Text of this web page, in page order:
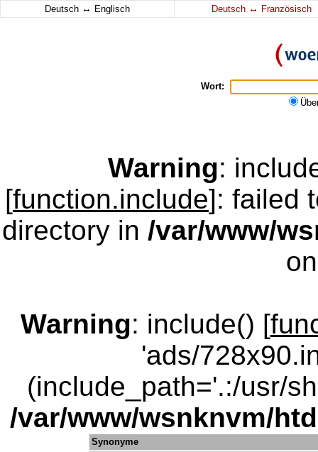
Deutsch ↔ Englisch Deutsch ↔ Französisch
Wort:
Warning:
[function.include]: failed
directory in /var/www/
Warning: include() [
'ads/
(include_path='.:/usr/
/var/www/wsnknvm/
Synonyme